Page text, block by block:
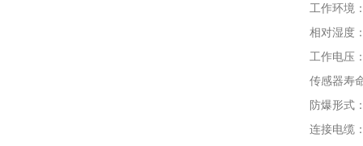
工作环境：
相对湿度：
工作电压：
传感器寿命
防爆形式：
连接电缆：